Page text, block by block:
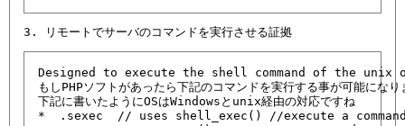
Designed to execute the shell command of the unix
もしPHPソフトがあったら下記のコマンドを実行する事が可能になり
下記に書いたようにOSはWindowsとunix経由の対応ですね
*  .sexec
// uses shell_exec() //execute a